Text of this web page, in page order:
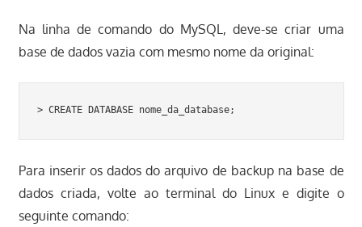
Na linha de comando do MySQL, deve-se criar uma
base de dados vazia com mesmo nome da original:
> CREATE DATABASE nome_da_database;
Para inserir os dados do arquivo de backup na base de
dados criada, volte ao terminal do Linux e digite o
seguinte comando: